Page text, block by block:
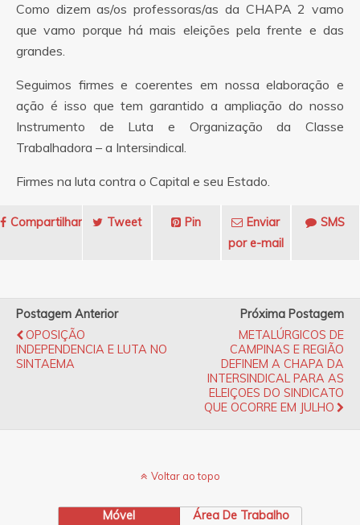
Como dizem as/os professoras/as da CHAPA 2 vamo
que vamo porque há mais eleições pela frente e das
grandes.
Seguimos firmes e coerentes em nossa elaboração e
ação é isso que tem garantido a ampliação do nosso
Instrumento de Luta e Organização da Classe
Trabalhadora – a Intersindical.
Firmes na luta contra o Capital e seu Estado.
Compartilhar Tweet Pin
Enviar
por e-mail
SMS
Postagem Anterior
OPOSIÇÃO
INDEPENDENCIA E LUTA NO
SINTAEMA
Próxima Postagem
METALÚRGICOS DE
CAMPINAS E REGIÃO
DEFINEM A CHAPA DA
INTERSINDICAL PARA AS
ELEIÇOES DO SINDICATO
QUE OCORRE EM JULHO
Voltar ao topo
Móvel Área De Trabalho